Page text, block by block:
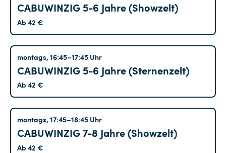
CABUWINZIG 5-6 Jahre (Showzelt)
Ab 42 €
montags, 16:45–17:45 Uhr
CABUWINZIG 5-6 Jahre (Sternenzelt)
Ab 42 €
montags, 17:45–18:45 Uhr
CABUWINZIG 7-8 Jahre (Showzelt)
Ab 42 €